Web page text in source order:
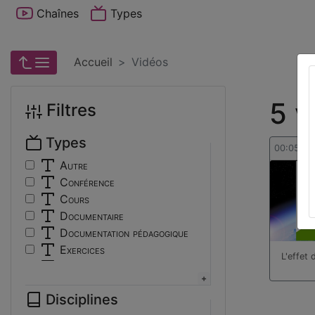
Chaînes Types
Accueil Vidéos
5
00:05:14
L'effet
Filtres
Types
Autre
Conférence
Cours
Documentaire
Documentation pédagogique
Exercices
Travaux d'élèves/étudiants
Disciplines